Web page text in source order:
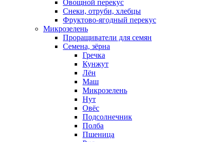
Овощной перекус
Снеки, отруби, хлебцы
Фруктово-ягодный перекус
Микрозелень
Проращиватели для семян
Семена, зёрна
Гречка
Кунжут
Лён
Маш
Микрозелень
Нут
Овёс
Подсолнечник
Полба
Пшеница